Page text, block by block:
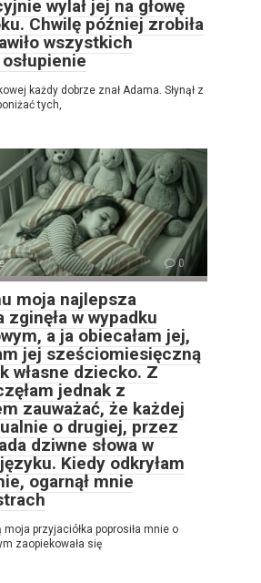
wylał jej na głowę
Chwilę później zrobiła
wszystkich
każdy dobrze znał Adama. Słynął z
tych,
0
moja najlepsza
zginęła w wypadku
a ja obiecałam jej,
jej sześciomiesięczną
własne dziecko. Z
jednak z
zauważać, że każdej
o drugiej, przez
dziwne słowa w
Kiedy odkryłam
ogarnął mnie
przyjaciółka poprosiła mnie o
zaopiekowała się